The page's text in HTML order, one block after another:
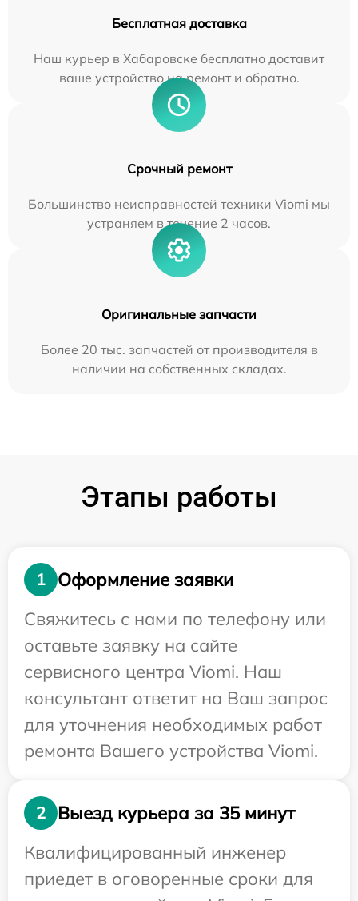
Бесплатная доставка
Наш курьер в Хабаровске бесплатно доставит
ваше устройство на ремонт и обратно.
Срочный ремонт
Большинство неисправностей техники Viomi мы
устраняем в течение 2 часов.
Оригинальные запчасти
Более 20 тыс. запчастей от производителя в
наличии на собственных складах.
Этапы работы
1
Оформление заявки
Свяжитесь с нами по телефону или
оставьте заявку на сайте
сервисного центра Viomi. Наш
консультант ответит на Ваш запрос
для уточнения необходимых работ
ремонта Вашего устройства Viomi.
2
Выезд курьера за 35 минут
Квалифицированный инженер
приедет в оговоренные сроки для